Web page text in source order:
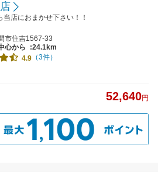
店におまかせ下さい！！
市住吉1567-33
心から
:24.1km
4.9 （3件）
52,640円